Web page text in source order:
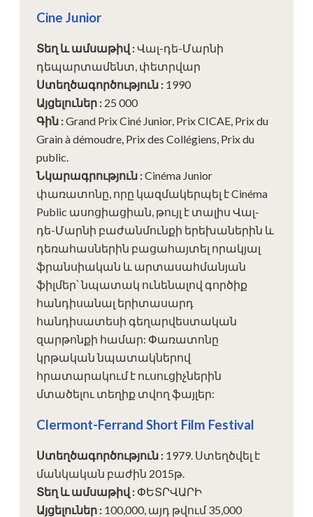
Cine Junior
Տեղ և ամսաթիվ :Վալ-դե-Մարնի
դեպարտամենտ, փետրվար
Ստեղծագործություն : 1990
Այցելուներ : 25 000
Գին :Grand Prix Ciné Junior, Prix CICAE, Prix du
Grain à démoudre, Prix des Collégiens, Prix du
public.
Նկարագրություն :Cinéma Junior
փառատոնը, որը կազմակերպել է Cinéma
Public ասոցիացիան, թույլ է տալիս Վալ-
դե-Մարնի բաժանմունքի երեխաներին և
դեռահասներին բացահայտել որակյալ
ֆրանսիական և արտասահմանյան
ֆիլմեր՝ նպատակ ունենալով գործիք
հանդիսանալ երիտասարդ
հանդիսատեսի գեղարվեստական ​​
զարթոնքի համար: Փառատոնը
կրթական նպատակներով
հրատարակում է ուսուցիչներին
մտածելու տեղիք տվող ֆայլեր:
Clermont-Ferrand Short Film Festival
Ստեղծագործություն : 1979. Ստեղծվել է
մանկական բաժին 2015թ.
Տեղ և ամսաթիվ : ՓԵՏՐՎԱՐԻ
Այցելուներ : 100,000, այդ թվում 35,000